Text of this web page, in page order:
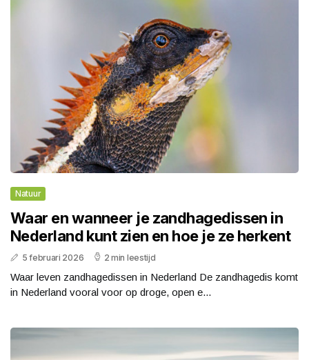
Natuur
Waar en wanneer je zandhagedissen in
Nederland kunt zien en hoe je ze herkent
5 februari 2026 2 min leestijd
Waar leven zandhagedissen in Nederland De zandhagedis komt
in Nederland vooral voor op droge, open e...